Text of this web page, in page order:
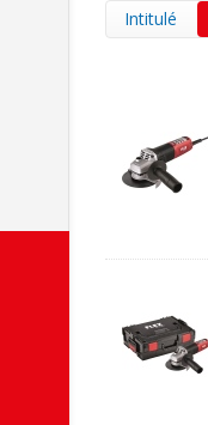
Intitulé